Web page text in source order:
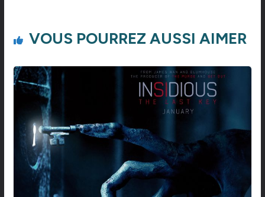
VOUS POURREZ AUSSI AIMER